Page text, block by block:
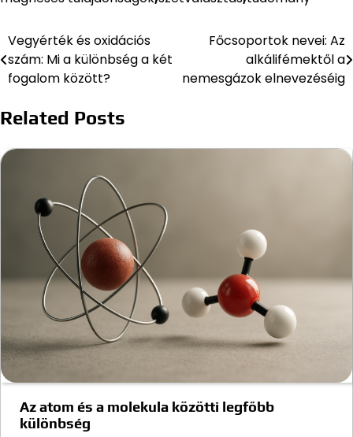
Bejegyzés
navigáció
Vegyérték és oxidációs
szám: Mi a különbség a két
fogalom között?
Főcsoportok nevei: Az
alkálifémektől a
nemesgázok elnevezéséig
Related Posts
Az atom és a molekula közötti legfőbb
különbség